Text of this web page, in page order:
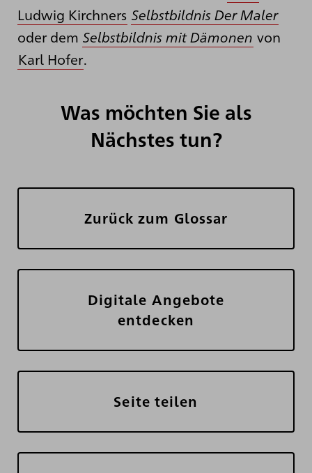
Ludwig Kirchners Selbstbildnis Der Maler
oder dem Selbstbildnis mit Dämonen von
Karl Hofer.
Was möchten Sie als
Nächstes tun?
Zurück zum Glossar
Digitale Angebote
entdecken
Seite teilen